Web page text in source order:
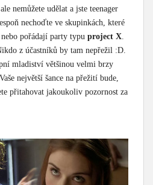
nemůžete udělat a jste teenager
nechoďte ve skupinkách, které
pořádají party typu project X
z účastníků by tam nepřežil :D.
mladiství většinou velmi brzy
největší šance na přežití bude,
přitahovat jakoukoliv pozornost za